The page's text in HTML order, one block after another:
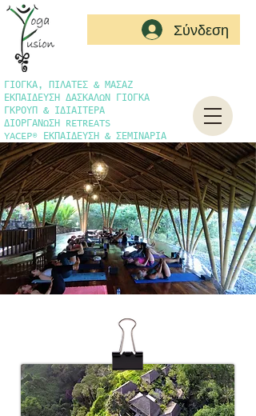
ΓΙΟΓΚΑ, ΠΙΛΑΤΕΣ & ΜΑΣΑΖ
ΕΚΠΑΙΔΕΥΣΗ ΔΑΣΚΑΛΩΝ ΓΙΟΓΚΑ
ΓΚΡΟΥΠ & ΙΔΙΑΙΤΕΡΑ
ΔΙΟΡΓΑΝΩΣΗ RETREATS
YACEP® ΕΚΠΑΙΔΕΥΣΗ & ΣΕΜΙΝΑΡΙΑ
Σύνδεση